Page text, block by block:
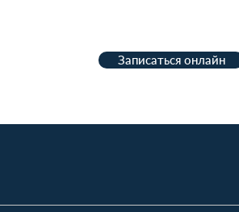
Записаться онлайн